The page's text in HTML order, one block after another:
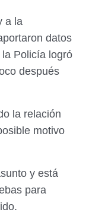
a la
datos
Policía logró
después
la relación
motivo
y está
para